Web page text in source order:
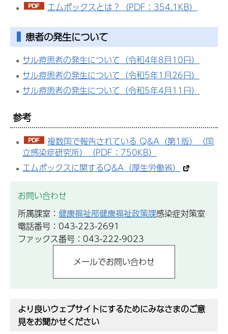
エムポックスとは？（PDF：354.1KB）
患者の発生について
サル痘患者の発生について（令和4年8月10日）
サル痘患者の発生について（令和5年1月26日）
サル痘患者の発生について（令和5年4月11日）
参考
複数国で報告されている Q&A（第1版）（国
立感染症研究所）（PDF：750KB）
エムポックスに関するQ&A（厚生労働省）
お問い合わせ
所属課室： 健康福祉部健康福祉政策課感染症対策室
電話番号：043-223-2691
ファックス番号：043-222-9023
より良いウェブサイトにするためにみなさまのご意
見をお聞かせください